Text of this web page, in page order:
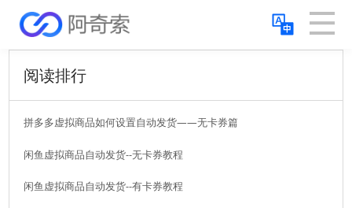
阅读排行
拼多多虚拟商品如何设置自动发货——无卡券篇
闲鱼虚拟商品自动发货--无卡券教程
闲鱼虚拟商品自动发货--有卡券教程